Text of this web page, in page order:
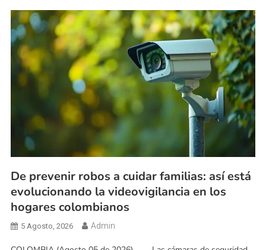
De prevenir robos a cuidar familias: así está
evolucionando la videovigilancia en los
hogares colombianos
5 Agosto, 2026 Admin